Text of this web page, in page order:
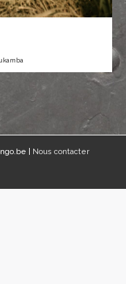
| Nous contacter